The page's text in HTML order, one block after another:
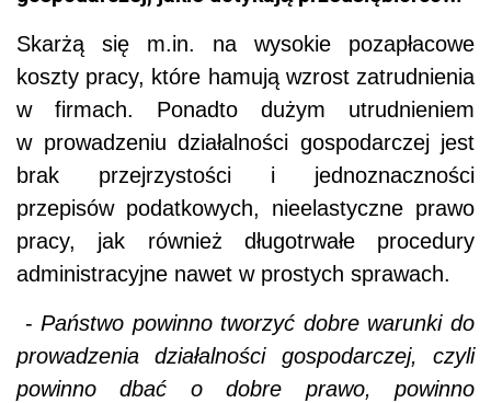
Skarżą się m.in. na wysokie pozapłacowe
koszty pracy, które hamują wzrost zatrudnienia
w firmach. Ponadto dużym utrudnieniem
w prowadzeniu działalności gospodarczej jest
brak przejrzystości i jednoznaczności
przepisów podatkowych, nieelastyczne prawo
pracy, jak również długotrwałe procedury
administracyjne nawet w prostych sprawach.
-Państwo powinno tworzyć dobre warunki do
prowadzenia działalności gospodarczej, czyli
powinno dbać o dobre prawo, powinno